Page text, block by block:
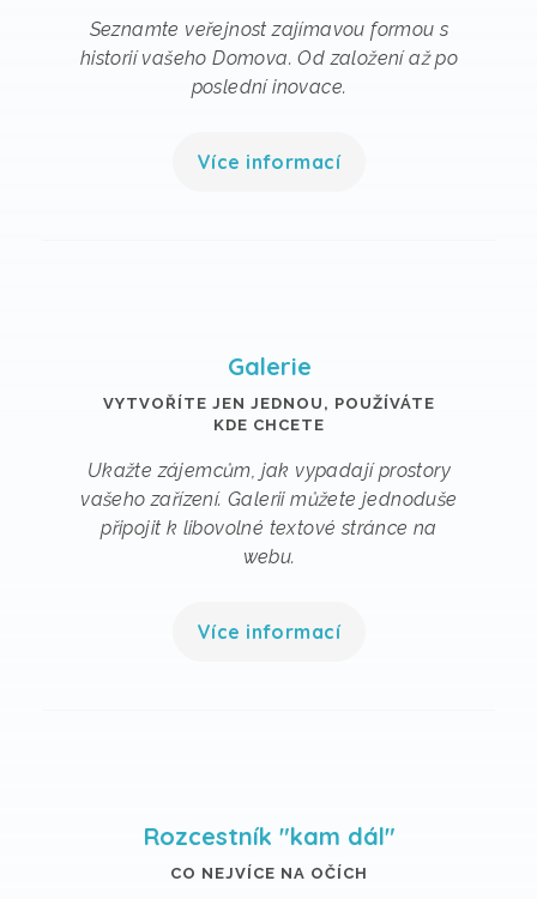
Seznamte veřejnost zajímavou formou s
historií vašeho Domova. Od založení až po
poslední inovace.
Více informací
Galerie
VYTVOŘÍTE JEN JEDNOU, POUŽÍVÁTE
KDE CHCETE
Ukažte zájemcům, jak vypadají prostory
vašeho zařízení. Galerii můžete jednoduše
připojit k libovolné textové stránce na
webu.
Více informací
Rozcestník "kam dál"
CO NEJVÍCE NA OČÍCH